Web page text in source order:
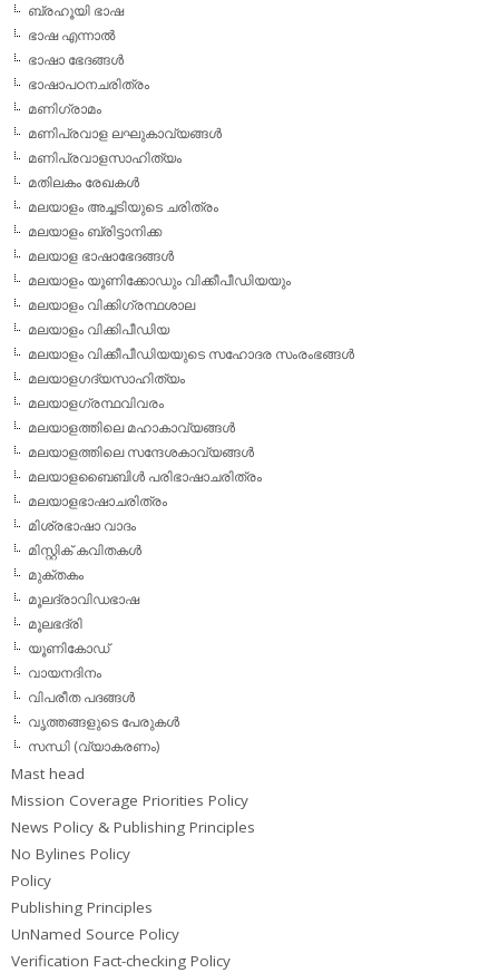
ബ്രഹൂയി ഭാഷ
ഭാഷ എന്നാല്‍
ഭാഷാ ഭേദങ്ങള്‍
ഭാഷാപഠനചരിത്രം
മണിഗ്രാമം
മണിപ്രവാള ലഘുകാവ്യങ്ങള്‍
മണിപ്രവാളസാഹിത്യം
മതിലകം രേഖകള്‍
മലയാളം അച്ചടിയുടെ ചരിത്രം
മലയാളം ബ്രിട്ടാനിക്ക
മലയാള ഭാഷാഭേദങ്ങള്‍
മലയാളം യൂണിക്കോഡും വിക്കീപീഡിയയും
മലയാളം വിക്കിഗ്രന്ഥശാല
മലയാളം വിക്കിപീഡിയ
മലയാളം വിക്കീപീഡിയയുടെ സഹോദര സംരംഭങ്ങള്‍
മലയാളഗദ്യസാഹിത്യം
മലയാളഗ്രന്ഥവിവരം
മലയാളത്തിലെ മഹാകാവ്യങ്ങള്‍
മലയാളത്തിലെ സന്ദേശകാവ്യങ്ങള്‍
മലയാളബൈബിള്‍ പരിഭാഷാചരിത്രം
മലയാളഭാഷാചരിത്രം
മിശ്രഭാഷാ വാദം
മിസ്റ്റിക് കവിതകള്‍
മുക്തകം
മൂലദ്രാവിഡഭാഷ
മൂലഭദ്രി
യൂണികോഡ്
വായനദിനം
വിപരീത പദങ്ങള്‍
വൃത്തങ്ങളുടെ പേരുകള്‍
സന്ധി (വ്യാകരണം)
Mast head
Mission Coverage Priorities Policy
News Policy & Publishing Principles
No Bylines Policy
Policy
Publishing Principles
UnNamed Source Policy
Verification Fact-checking Policy